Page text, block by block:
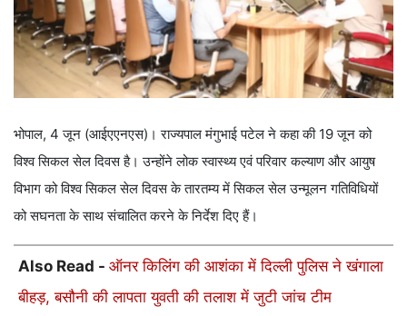
भोपाल, 4 जून (आईएएनएस)। राज्यपाल मंगुभाई पटेल ने कहा की 19 जून को
विश्व सिकल सेल दिवस है। उन्होंने लोक स्वास्थ्य एवं परिवार कल्याण और आयुष
विभाग को विश्व सिकल सेल दिवस के तारतम्य में सिकल सेल उन्मूलन गतिविधियों
को सघनता के साथ संचालित करने के निर्देश दिए हैं।
Also Read - ऑनर किलिंग की आशंका में दिल्ली पुलिस ने खंगाला
बीहड़, बसौनी की लापता युवती की तलाश में जुटी जांच टीम